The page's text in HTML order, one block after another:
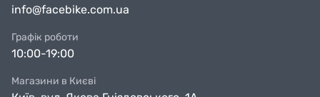
info@facebike.com.ua
Графік роботи
10:00-19:00
Магазини в Києві